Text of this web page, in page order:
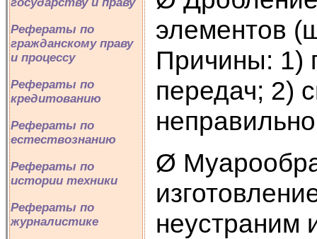
Рефераты по
гражданскому праву
и процессу
Рефераты по
кредитованию
Рефераты по
естествознанию
Рефераты по
истории техники
Рефераты по
журналистике
элементов
Причины: 1)
передач; 2)
Ø
неустраним